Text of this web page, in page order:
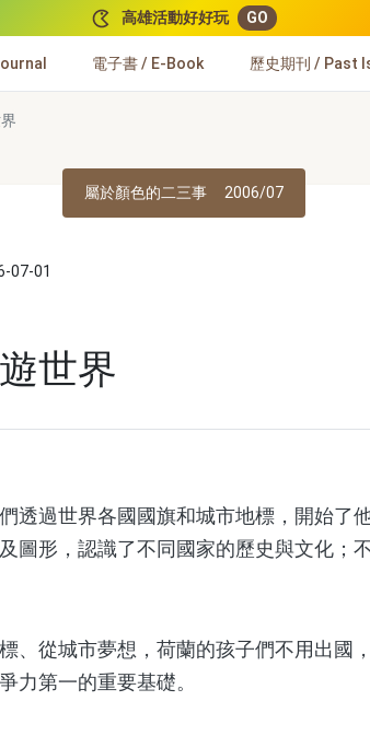
高雄活動好好玩 GO
電子書 / E-Book 歷史期刊 / Past
屬於顏色的二三事 2006/07
07-01
世界
過世界各國國旗和城市地標，開始了
圖形，認識了不同國家的歷史與文化；
從城市夢想，荷蘭的孩子們不用出國
力第一的重要基礎。